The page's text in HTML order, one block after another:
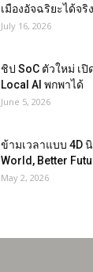
เมืองอัจฉริยะได้จริ
July 16, 2026
ชิป SoC ตัวใหม่ เปิ
Local AI พกพาได้
June 5, 2026
ข้ามเวลาแบบ 4D
World, Better
May 2, 2026